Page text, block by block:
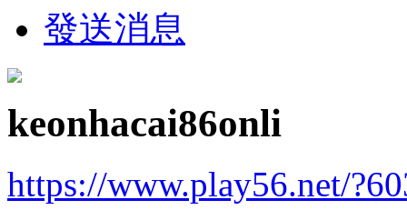
發送消息
keonhacai86onli
https://www.play56.net/